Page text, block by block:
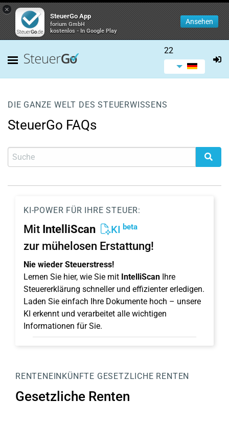
×
SteuerGo App
forium GmbH
kostenlos - In Google Play
Ansehen
22
DIE GANZE WELT DES STEUERWISSENS
SteuerGo FAQs
KI-POWER FÜR IHRE STEUER:
Mit IntelliScan KI beta
zur mühelosen Erstattung!
Nie wieder Steuerstress!
Lernen Sie hier, wie Sie mit IntelliScan Ihre
Steuererklärung schneller und effizienter erledigen.
Laden Sie einfach Ihre Dokumente hoch – unsere
KI erkennt und verarbeitet alle wichtigen
Informationen für Sie.
RENTENEINKÜNFTE GESETZLICHE RENTEN
Gesetzliche Renten